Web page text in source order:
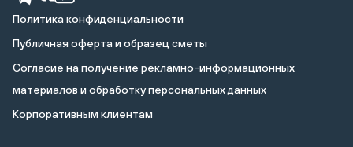
Политика конфиденциальности
Публичная оферта и образец сметы
Cогласие на получение рекламно-информационных
материалов и обработку персональных данных
Корпоративным клиентам